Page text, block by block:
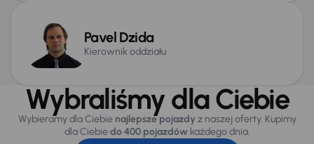
Pavel Dzida
Kierownik oddziału
Wybraliśmy dla Ciebie
Wybieramy dla Ciebie najlepsze pojazdy z naszej oferty. Kupimy
dla Ciebiedo 400 pojazdówkażdego dnia.